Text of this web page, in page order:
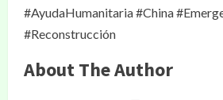
#AyudaHumanitaria #China
#Reconstrucción
About The Author